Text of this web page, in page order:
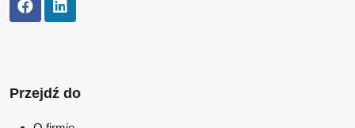
Przejdź do